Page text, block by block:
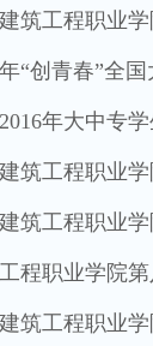
筑工程职业
“创青春”全
年大中专
筑工程职业
筑工程职业
程职业学院
筑工程职业